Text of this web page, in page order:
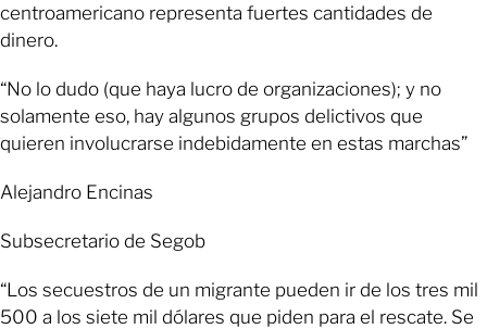
centroamericano representa fuertes cantidades de
dinero.
“No lo dudo (que haya lucro de organizaciones); y no
solamente eso, hay algunos grupos delictivos que
quieren involucrarse indebidamente en estas marchas”
Alejandro Encinas
Subsecretario de Segob
“Los secuestros de un migrante pueden ir de los tres mil
500 a los siete mil dólares que piden para el rescate. Se